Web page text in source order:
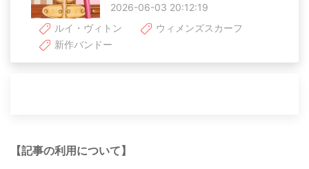
2026-06-03 20:12:19
ルイ・ヴィトン
ウィメンズスカーフ
新作バンドー
【記事の利用について】